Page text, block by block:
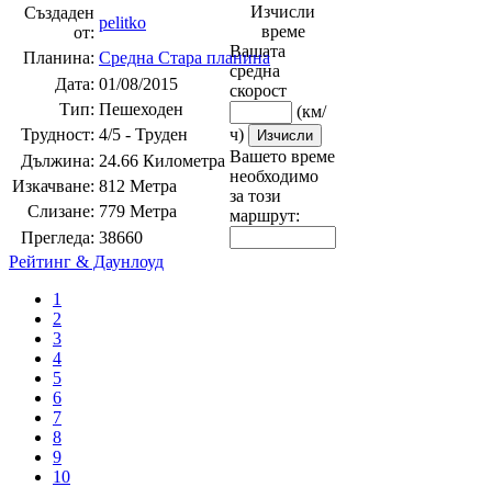
Създаден
от:
pelitko
Изчисли
време
Вашата
средна
скорост
(км/
ч)
Вашето време
необходимо
за този
маршрут:
Планина: Средна Стара планина
Дата: 01/08/2015
Тип: Пешеходен
Трудност: 4/5 - Труден
Дължина: 24.66 Километра
Изкачване: 812 Метра
Слизане: 779 Метра
Прегледа: 38660
Рейтинг & Даунлоуд
1
2
3
4
5
6
7
8
9
10